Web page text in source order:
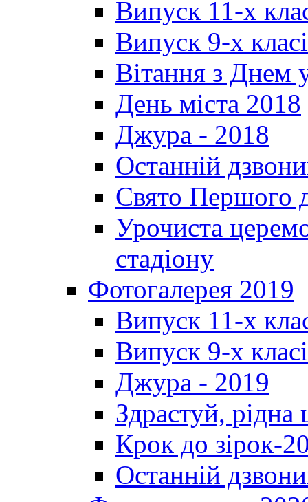
Випуск 11-х
Випуск 9-х
Вітання з Днем
День міста 2018
Джура - 2018
Останній
Свято Першого
Урочиста
стадіону
Фотогалерея 2019
Випуск 11-х
Випуск 9-х
Джура - 2019
Здрастуй,
Крок до зірок-
Останній